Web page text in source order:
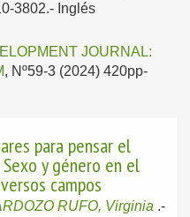
3802.- Inglés
JOURNAL:
, Nº59-3 (2024) 420pp-
para pensar el
y género en el
campos
RUFO, Virginia .-